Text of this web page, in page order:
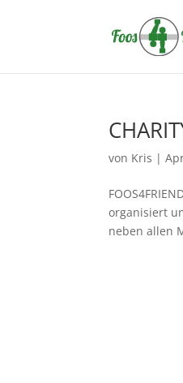
von Kris |
organisiert
neben allen